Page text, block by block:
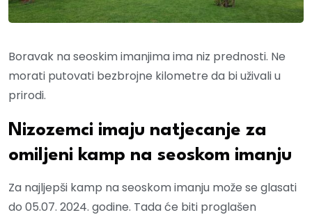
Boravak na seoskim imanjima ima niz prednosti. Ne
morati putovati bezbrojne kilometre da bi uživali u
prirodi.
Nizozemci imaju natjecanje za
omiljeni kamp na seoskom imanju
Za najljepši kamp na seoskom imanju može se glasati
do 05.07. 2024. godine. Tada će biti proglašen